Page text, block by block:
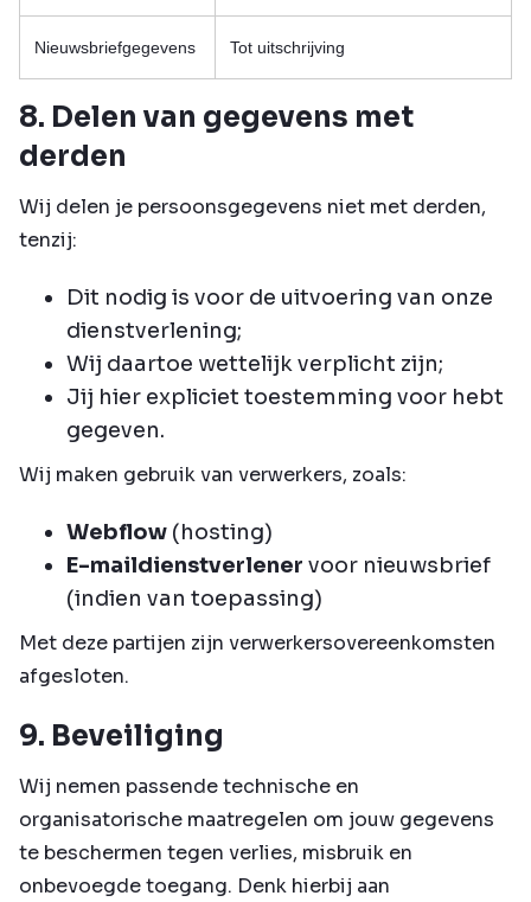
Nieuwsbriefgegevens Tot uitschrijving
8. Delen van gegevens met
derden
Wij delen je persoonsgegevens niet met derden,
tenzij:
Dit nodig is voor de uitvoering van onze
dienstverlening;
Wij daartoe wettelijk verplicht zijn;
Jij hier expliciet toestemming voor hebt
gegeven.
Wij maken gebruik van verwerkers, zoals:
Webflow (hosting)
E-maildienstverlener voor nieuwsbrief
(indien van toepassing)
Met deze partijen zijn verwerkersovereenkomsten
afgesloten.
9. Beveiliging
Wij nemen passende technische en
organisatorische maatregelen om jouw gegevens
te beschermen tegen verlies, misbruik en
onbevoegde toegang. Denk hierbij aan